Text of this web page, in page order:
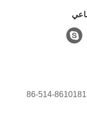
86-514-